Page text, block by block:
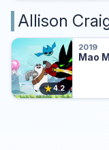
Allison
★4.2
2019
Mao